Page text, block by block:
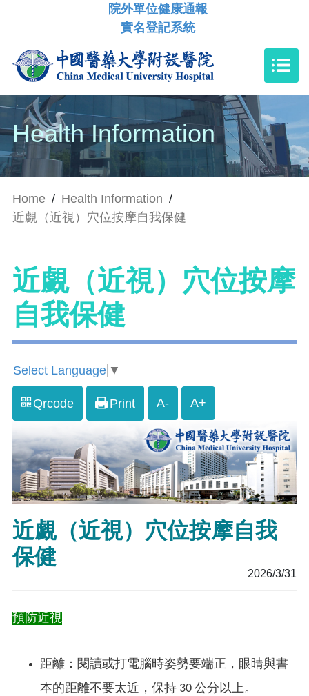
院外單位健康通報
實名登記系統
Health Information
Home / Health Information /
近覷（近視）穴位按摩自我保健
近覷（近視）穴位按摩
自我保健
Select Language ▼
Qrcode Print A- A+
近覷（近視）穴位按摩自我
保健
2026/3/31
預防近視
距離：閱讀或打電腦時姿勢要端正，眼睛與書
本的距離不要太近，保持 30 公分以上。